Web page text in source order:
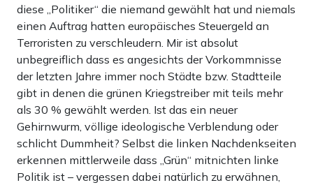
diese „Politiker“ die niemand gewählt hat und niemals
einen Auftrag hatten europäisches Steuergeld an
Terroristen zu verschleudern. Mir ist absolut
unbegreiflich dass es angesichts der Vorkommnisse
der letzten Jahre immer noch Städte bzw. Stadtteile
gibt in denen die grünen Kriegstreiber mit teils mehr
als 30 % gewählt werden. Ist das ein neuer
Gehirnwurm, völlige ideologische Verblendung oder
schlicht Dummheit? Selbst die linken Nachdenkseiten
erkennen mittlerweile dass „Grün“ mitnichten linke
Politik ist – vergessen dabei natürlich zu erwähnen,